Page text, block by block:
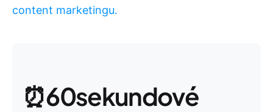
content marketingu.
⏰60sekundové